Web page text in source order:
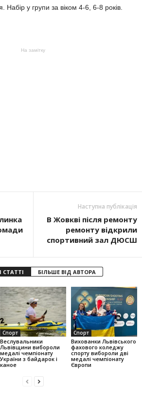
Набір у групи за віком 4-6, 6-8 років.
На замітку
Наступна публікація
В Жовкві після ремонту
ремонту відкрили
спортивний зал ДЮСШ
СТАТТІ БІЛЬШЕ ВІД АВТОРА
Спорт
Веслувальники
Львівщини вибороли
медалі чемпіонату
України з байдарок і
каное
Спорт
Вихованки Львівського
фахового коледжу
спорту вибороли дві
медалі чемпіонату
Європи